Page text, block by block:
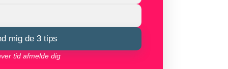
mig de 3 tips
tid afmelde dig